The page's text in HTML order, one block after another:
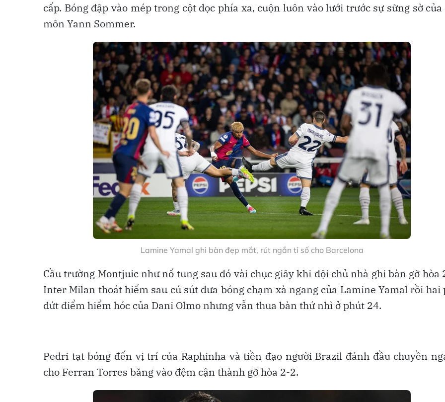
cấp. Bóng đập vào mép trong cột dọc phía xa, cuộn luôn vào lưới trước sự sững sờ
môn Yann Sommer.
Lamine Yamal ghi bàn đẹp mắt, rút ngắn tỉ số cho Barcelona
Cầu trường Montjuic như nổ tung sau đó vài chục giây khi đội chủ nhà ghi bàn gỡ hòa
Inter Milan thoát hiểm sau cú sút đưa bóng chạm xà ngang của Lamine Yamal rồi hai
dứt điểm hiểm hóc của Dani Olmo nhưng vẫn thua bàn thứ nhì ở phút 24.
Pedri tạt bóng đến vị trí của Raphinha và tiền đạo người Brazil đánh đầu chuyền
cho Ferran Torres băng vào đệm cận thành gỡ hòa 2-2.